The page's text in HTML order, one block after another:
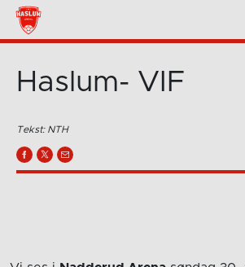
Haslum- VIF
Tekst: NTH